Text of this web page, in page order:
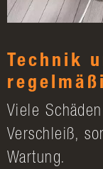
Technik
Viele
Verschleiß,
Wartung.